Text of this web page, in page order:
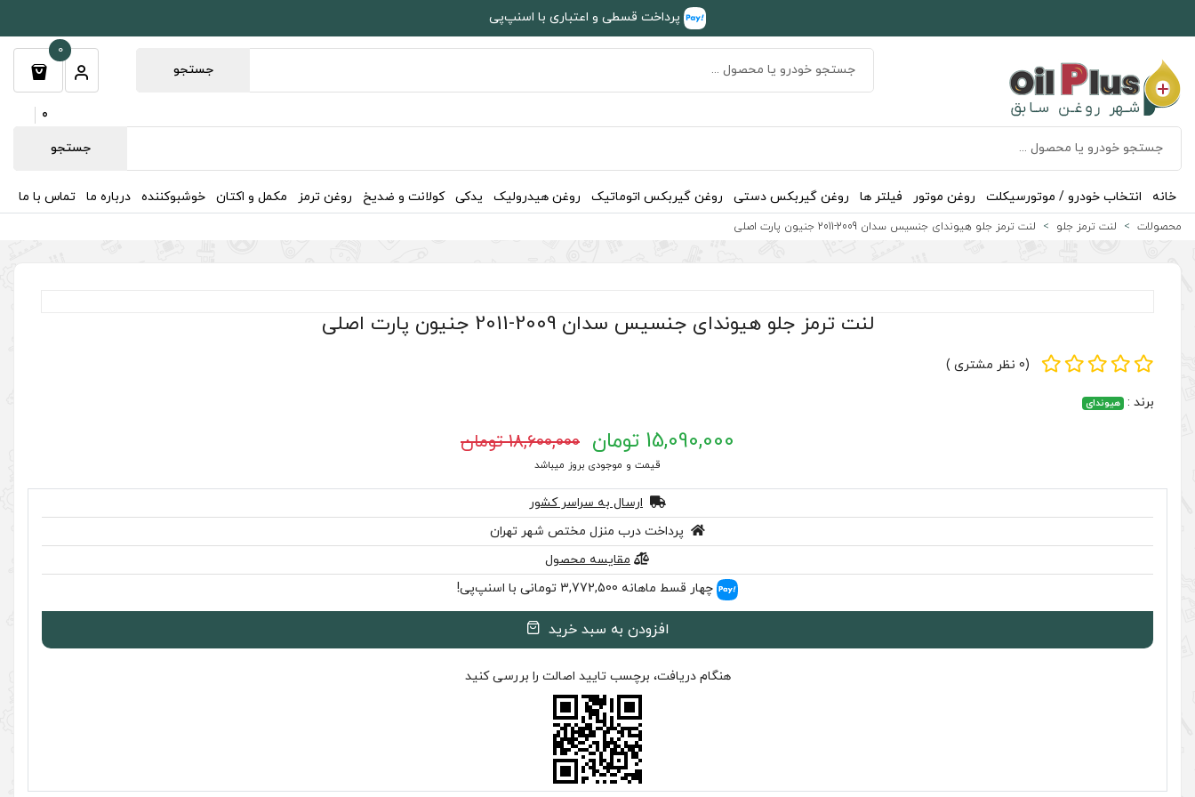
پرداخت قسطی و اعتباری با اسنپ‌پی
جستجو
0
0
جستجو
خانه انتخاب خودرو / موتورسیکلت روغن موتور فیلتر ها روغن گیربکس دستی روغن گیربکس اتوماتیک روغن هیدرولیک یدکی کولانت و ضدیخ روغن ترمز مکمل و اکتان خوشبوکننده درباره ما تماس با ما
محصولات لنت ترمز جلو لنت ترمز جلو هیوندای جنسیس سدان 2009-2011 جنیون پارت اصلی
لنت ترمز جلو هیوندای جنسیس سدان 2009-2011 جنیون پارت اصلی
(0 نظر مشتری )
برند : هیوندای
15,090,000 تومان 18,600,000 تومان
قیمت و موجودی بروز میباشد
ارسال به سراسر کشور
پرداخت درب منزل مختص شهر تهران
مقایسه محصول
چهار قسط ماهانه 3,772,500 تومانی با اسنپ‌پی!
افزودن به سبد خرید
هنگام دریافت، برچسب تایید اصالت را بررسی کنید